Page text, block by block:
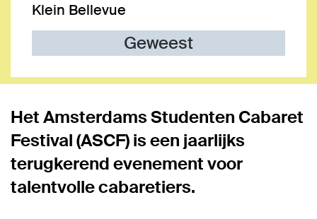
Klein Bellevue
Geweest
Het Amsterdams Studenten Cabaret
Festival (ASCF) is een jaarlijks
terugkerend evenement voor
talentvolle cabaretiers.